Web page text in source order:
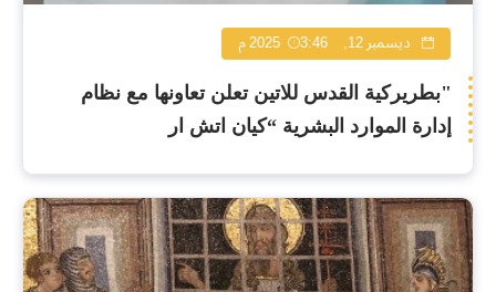
ديسمبر 12, 2025 3:46 م
"بطريركية القدس للاتين تعلن تعاونها مع نظام
إدارة الموارد البشرية “كيان اتش ار